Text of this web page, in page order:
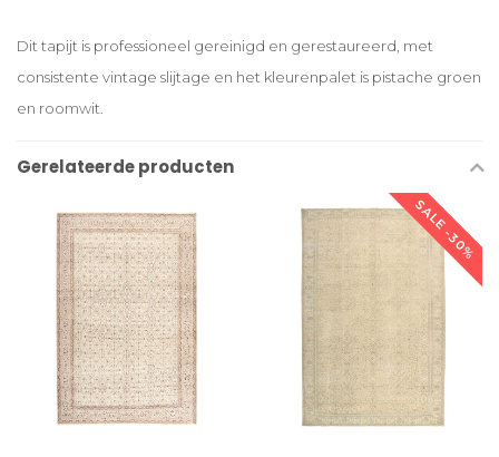
Dit tapijt is professioneel gereinigd en gerestaureerd, met
consistente vintage slijtage en het kleurenpalet is pistache groen
en roomwit.
Gerelateerde producten
SALE -30%